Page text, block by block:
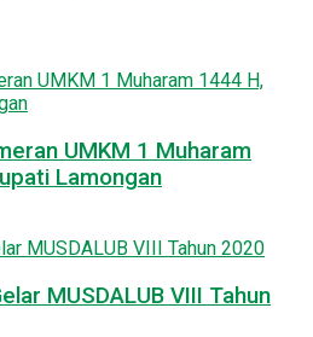
UMKM 1 Muharam
Lamongan
MUSDALUB VIII Tahun